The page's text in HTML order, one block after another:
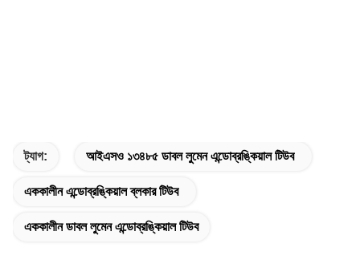
ট্যাগ: আইএসও ১৩৪৮৫ ডাবল লুমেন এন্ডোব্রঙ্কিয়াল টিউব
এককালীন এন্ডোব্রঙ্কিয়াল ব্লকার টিউব
এককালীন ডাবল লুমেন এন্ডোব্রঙ্কিয়াল টিউব